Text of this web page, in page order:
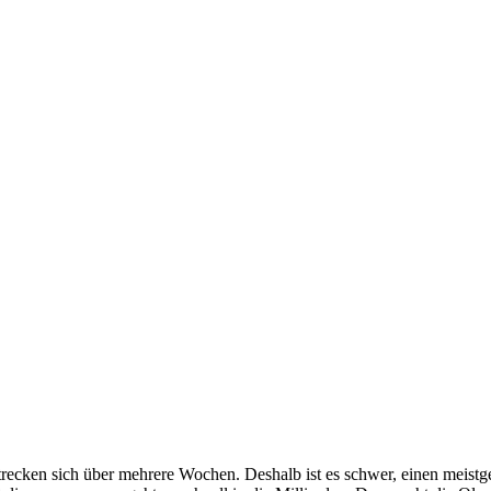
sich über mehrere Wochen. Deshalb ist es schwer, einen